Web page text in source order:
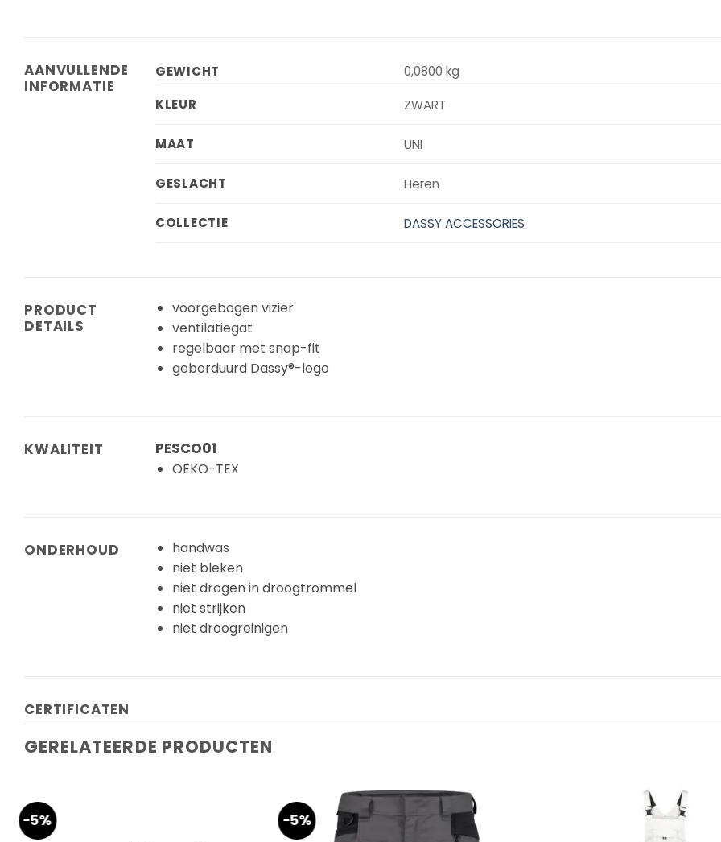
AANVULLENDE
INFORMATIE
GEWICHT
0,0800 kg
KLEUR
ZWART
MAAT UNI
GESLACHT Heren
COLLECTIE DASSY ACCESSORIES
PRODUCT
DETAILS
voorgebogen vizier
ventilatiegat
regelbaar met snap-fit
geborduurd Dassy®-logo
KWALITEIT PESCO01
OEKO-TEX
ONDERHOUD
handwas
niet bleken
niet drogen in droogtrommel
niet strijken
niet droogreinigen
CERTIFICATEN
GERELATEERDE PRODUCTEN
-5% -5%